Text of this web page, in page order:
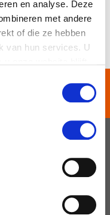
en analyse. Deze
met andere
of die ze hebben
van hun services. U
IN